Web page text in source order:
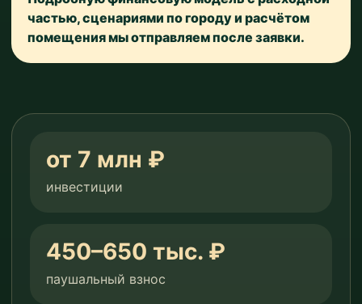
частью, сценариями по городу и расчётом
помещения мы отправляем после заявки.
от 7 млн ₽
инвестиции
450–650 тыс. ₽
паушальный взнос